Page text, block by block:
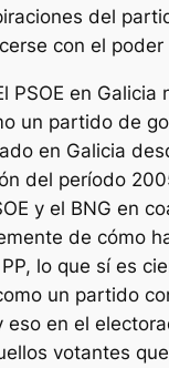
del
con el poder
PSOE en Galicia
un partido de
en Galicia
del período
y el BNG en
de cómo
lo que sí es
un partido
eso en el
votantes